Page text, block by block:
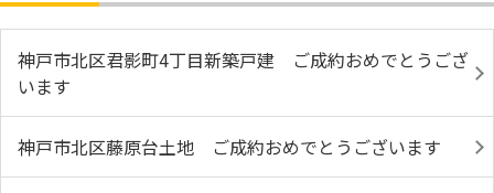
神戸市北区君影町4丁目新築戸建 ご成約おめでとうござ
います
神戸市北区藤原台土地 ご成約おめでとうございます